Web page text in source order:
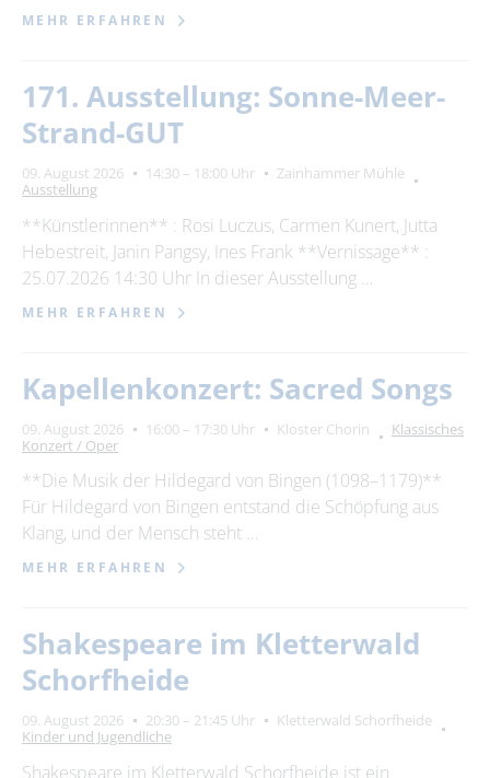
MEHR ERFAHREN
171. Ausstellung: Sonne-Meer-
Strand-GUT
09. August 2026 14:30 – 18:00 Uhr
Zainhammer Mühle
Ausstellung
**Künstlerinnen** : Rosi Luczus, Carmen Kunert, Jutta
Hebestreit, Janin Pangsy, Ines Frank **Vernissage** :
25.07.2026 14:30 Uhr In dieser Ausstellung …
MEHR ERFAHREN
Kapellenkonzert: Sacred Songs
09. August 2026 16:00 – 17:30 Uhr Kloster Chorin
Klassisches
Konzert / Oper
**Die Musik der Hildegard von Bingen (1098–1179)**
Für Hildegard von Bingen entstand die Schöpfung aus
Klang, und der Mensch steht …
MEHR ERFAHREN
Shakespeare im Kletterwald
Schorfheide
09. August 2026 20:30 – 21:45 Uhr
Kletterwald Schorfheide
Kinder und Jugendliche
Shakespeare im Kletterwald Schorfheide ist ein